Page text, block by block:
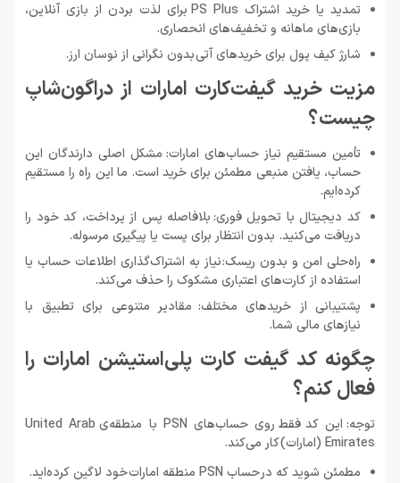
تمدید یا خرید اشتراک PS Plus برای لذت بردن از بازی آنلاین،
بازی‌های ماهانه و تخفیف‌های انحصاری.
شارژ کیف پول برای خریدهای آتی بدون نگرانی از نوسان ارز.
مزیت خرید گیفت‌کارت امارات از دراگون‌شاپ
چیست؟
تأمین مستقیم نیاز حساب‌های امارات: مشکل اصلی دارندگان این
حساب، یافتن منبعی مطمئن برای خرید است. ما این راه را مستقیم
کرده‌ایم.
کد دیجیتال با تحویل فوری: بلافاصله پس از پرداخت، کد خود را
دریافت می‌کنید. بدون انتظار برای پست یا پیگیری مرسوله.
راه‌حلی امن و بدون ریسک: نیاز به اشتراک‌گذاری اطلاعات حساب یا
استفاده از کارت‌های اعتباری مشکوک را حذف می‌کند.
پشتیبانی از خریدهای مختلف: مقادیر متنوعی برای تطبیق با
نیازهای مالی شما.
چگونه کد گیفت کارت پلی‌استیشن امارات را
فعال کنم؟
توجه: این کد فقط روی حساب‌های PSN با منطقه‌ی United Arab
Emirates (امارات) کار می‌کند.
مطمئن شوید که در حساب PSN منطقه امارات خود لاگین کرده‌اید.